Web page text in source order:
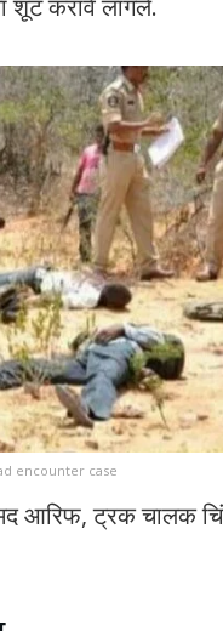
शूट करावे लागले.
encounter case
आरिफ, ट्रक चालक